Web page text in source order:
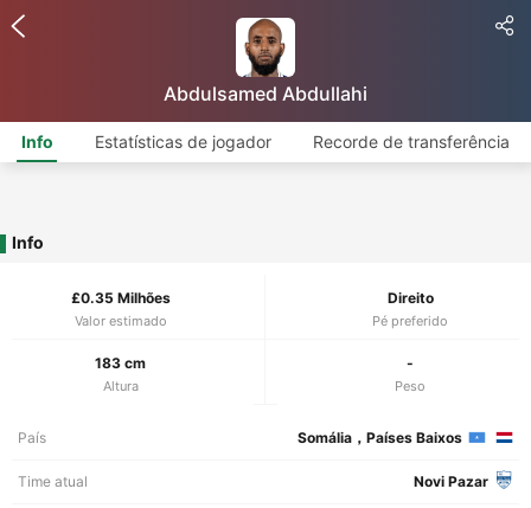
Abdulsamed Abdullahi
Info Estatísticas de jogador Recorde de transferência
Info
£0.35 Milhões
Valor estimado
Direito
Pé preferido
183 cm
Altura
-
Peso
País Somália，Países Baixos
Time atual Novi Pazar